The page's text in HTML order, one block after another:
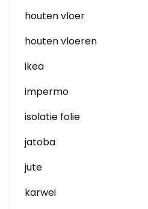
houten vloer
houten vloeren
ikea
impermo
isolatie folie
jatoba
jute
karwei